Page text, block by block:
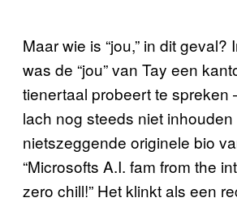
Maar wie is “jou,” in dit geval?
was de “jou” van Tay een
tienertaal probeert te spreken
lach nog steeds niet inhouden
nietszeggende originele bio
“Microsofts A.I. fam from the
zero chill!” Het klinkt als een